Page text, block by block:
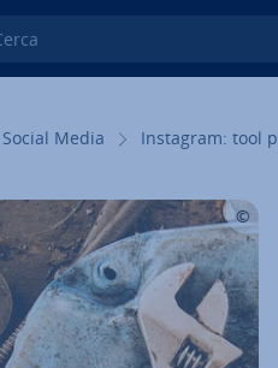
Social Media Instagram: tool